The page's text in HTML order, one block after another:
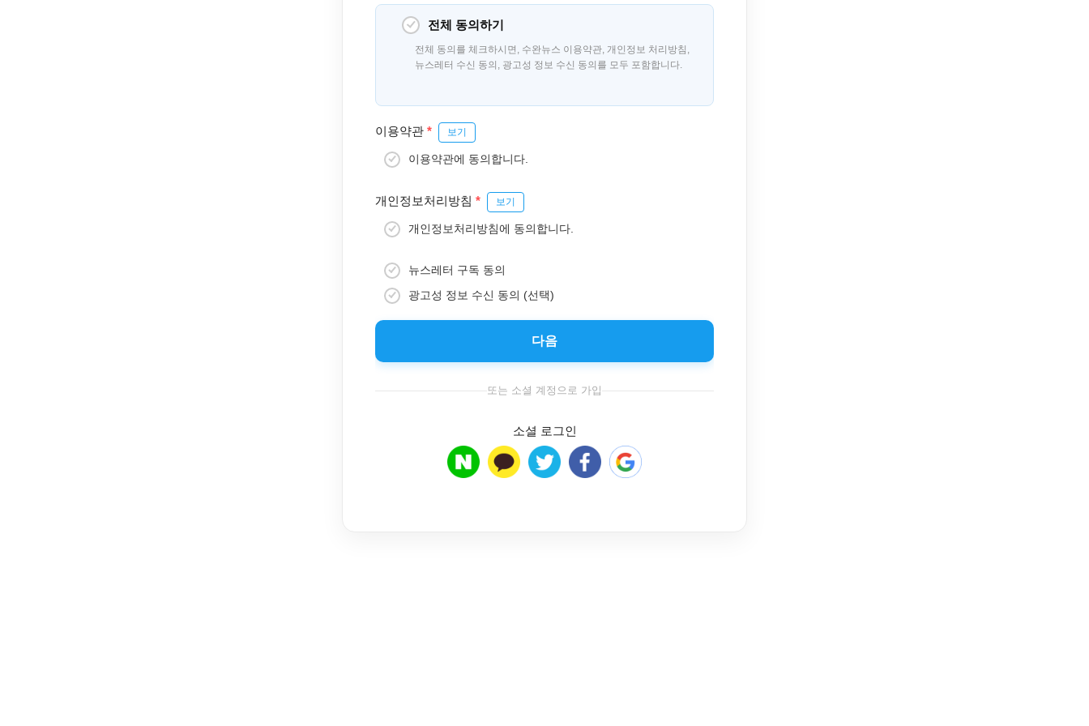
전체 동의하기
전체 동의를 체크하시면, 수완뉴스 이용약관, 개인정보 처리방침,
뉴스레터 수신 동의, 광고성 정보 수신 동의를 모두 포함합니다.
이용약관 * 보기
이용약관에 동의합니다.
개인정보처리방침 * 보기
개인정보처리방침에 동의합니다.
뉴스레터 구독 동의
광고성 정보 수신 동의 (선택)
다음
또는 소셜 계정으로 가입
소셜 로그인